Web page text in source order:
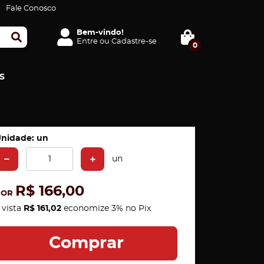
Fale Conosco
Bem-vindo!
Entreou Cadastre-se 0
un
un
R$ 166,00
vista R$ 161,02 economize3% no Pix
Comprar